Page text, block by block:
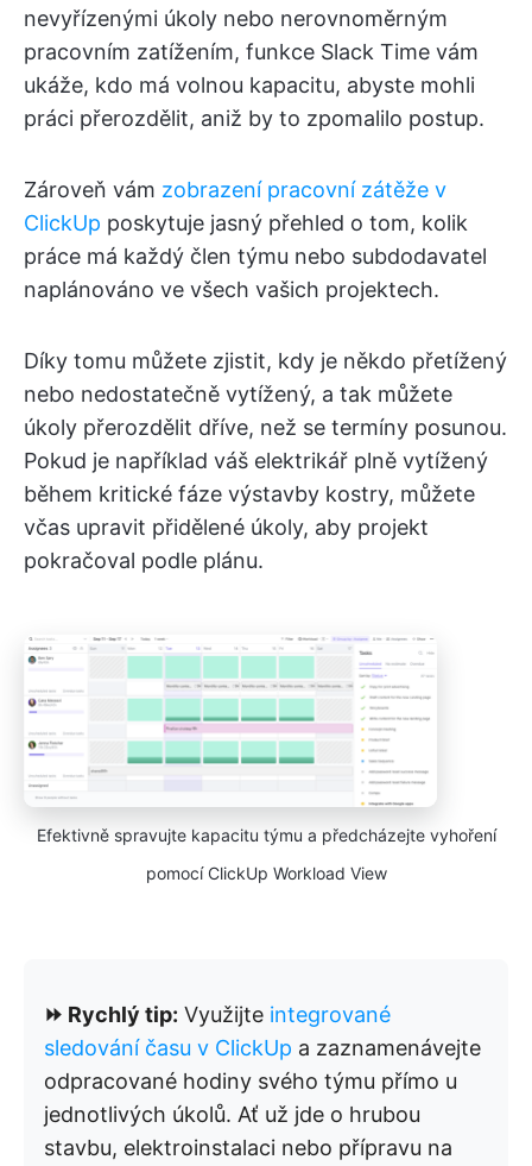
nevyřízenými úkoly nebo nerovnoměrným
pracovním zatížením, funkce Slack Time vám
ukáže, kdo má volnou kapacitu, abyste mohli
práci přerozdělit, aniž by to zpomalilo postup.
Zároveň vám zobrazení pracovní zátěže v
ClickUp poskytuje jasný přehled o tom, kolik
práce má každý člen týmu nebo subdodavatel
naplánováno ve všech vašich projektech.
Díky tomu můžete zjistit, kdy je někdo přetížený
nebo nedostatečně vytížený, a tak můžete
úkoly přerozdělit dříve, než se termíny posunou.
Pokud je například váš elektrikář plně vytížený
během kritické fáze výstavby kostry, můžete
včas upravit přidělené úkoly, aby projekt
pokračoval podle plánu.
Efektivně spravujte kapacitu týmu a předcházejte vyhoření
pomocí ClickUp Workload View
⏩ Rychlý tip: Využijte integrované
sledování času v ClickUp a zaznamenávejte
odpracované hodiny svého týmu přímo u
jednotlivých úkolů. Ať už jde o hrubou
stavbu, elektroinstalaci nebo přípravu na